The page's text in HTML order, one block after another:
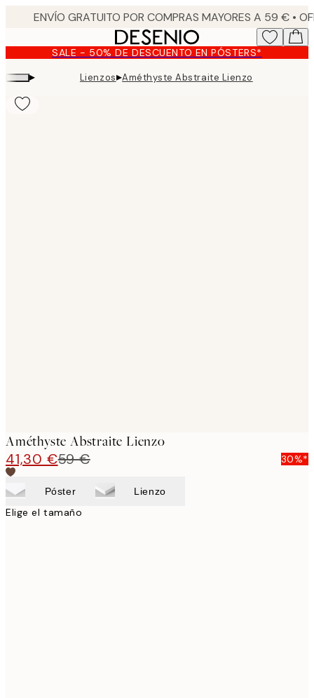
content.SALE - 50% DE DESCUENTO EN PÓSTERS*
▸ Lienzos▸Améthyste Abstraite Lienzo
Améthyste Abstraite Lienzo
41,30 €59 € 30%*
Póster Lienzo
Elige el tamaño